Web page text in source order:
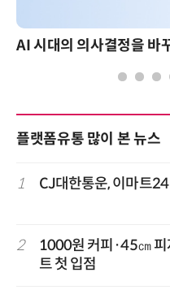
플랫폼유통 많이 본 뉴스
1 CJ대한통운, 이마트
2
1000원 커피·45㎝
트 첫 입점